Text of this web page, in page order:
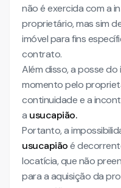
não é exercida com a
proprietário, mas sim
imóvel para fins
contrato.
Além disso, a posse
momento pelo
continuidade e a
a usucapião.
Portanto, a
usucapiãoé
locatícia, que não
para a aquisição da